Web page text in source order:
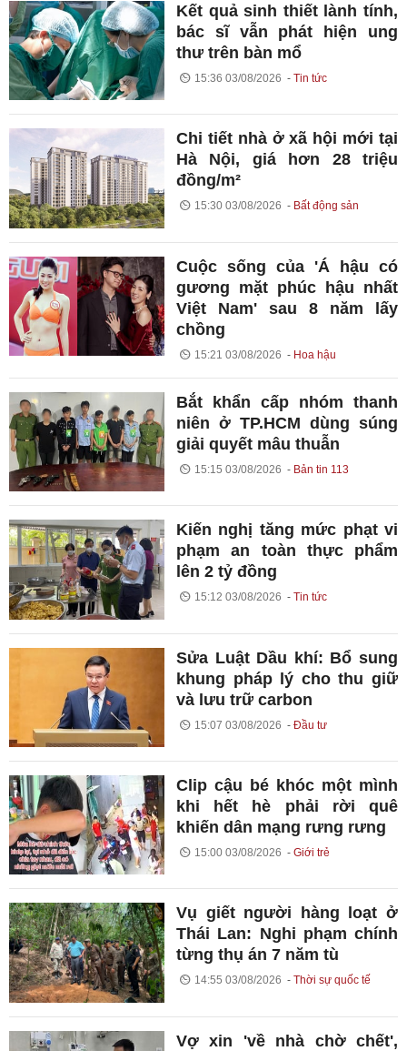
Kết quả sinh thiết lành tính,
bác sĩ vẫn phát hiện ung
thư trên bàn mổ
15:36 03/08/2026 Tin tức
Chi tiết nhà ở xã hội mới tại
Hà Nội, giá hơn 28 triệu
đồng/m²
15:30 03/08/2026 Bất động sản
Cuộc sống của 'Á hậu có
gương mặt phúc hậu nhất
Việt Nam' sau 8 năm lấy
chồng
15:21 03/08/2026 Hoa hậu
Bắt khẩn cấp nhóm thanh
niên ở TP.HCM dùng súng
giải quyết mâu thuẫn
15:15 03/08/2026 Bản tin 113
Kiến nghị tăng mức phạt vi
phạm an toàn thực phẩm
lên 2 tỷ đồng
15:12 03/08/2026 Tin tức
Sửa Luật Dầu khí: Bổ sung
khung pháp lý cho thu giữ
và lưu trữ carbon
15:07 03/08/2026 Đầu tư
Clip cậu bé khóc một mình
khi hết hè phải rời quê
khiến dân mạng rưng rưng
15:00 03/08/2026 Giới trẻ
Vụ giết người hàng loạt ở
Thái Lan: Nghi phạm chính
từng thụ án 7 năm tù
14:55 03/08/2026 Thời sự quốc tế
Vợ xin 'về nhà chờ chết',